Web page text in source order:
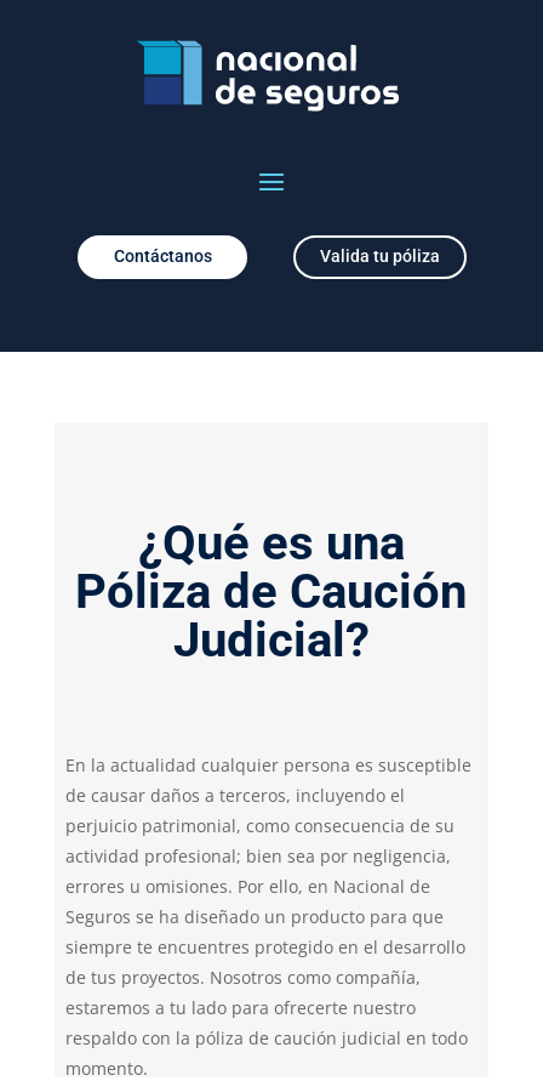
Contáctanos Valida tu póliza
¿Qué es una
Póliza de Caución
Judicial?
En la actualidad cualquier persona es susceptible
de causar daños a terceros, incluyendo el
perjuicio patrimonial, como consecuencia de su
actividad profesional; bien sea por negligencia,
errores u omisiones. Por ello, en Nacional de
Seguros se ha diseñado un producto para que
siempre te encuentres protegido en el desarrollo
de tus proyectos. Nosotros como compañía,
estaremos a tu lado para ofrecerte nuestro
respaldo con la póliza de caución judicial en todo
momento.